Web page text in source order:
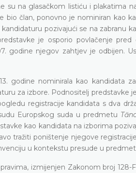
su na glasačkom listiću i plakatima
član, ponovno je nominiran kao
pozivajući se na zabranu
je osporio povlačenje pred
godine njegov zahtjev je odbijen.
godine nominirala kao kandidata
za izbore. Podnositelj predstavke
registracije kandidata s dva
Europskog suda u predmetu
kao kandidata na izborima
tražiti poništenje njegove
u kontekstu presude u
izmijenjen Zakonom broj 128-